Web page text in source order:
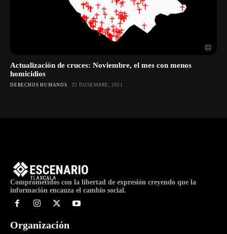
Actualización de cruces: Noviembre, el mes con menos
homicidios
DERECHOS HUMANOS 22 DICIEMBRE, 2021
Comprometidos con la libertad de expresión creyendo que la
información encauza el cambio social.
Organización